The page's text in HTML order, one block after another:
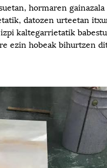
hormaren
datozen urteetan
kaltegarrietatik
ezin hobeak bihurtzen